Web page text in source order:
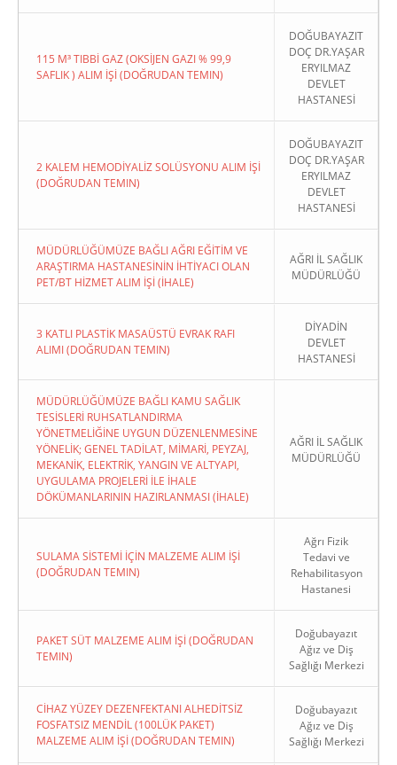
115 M³ TIBBİ GAZ (OKSİJEN GAZI % 99,9
SAFLIK ) ALIM İŞİ (DOĞRUDAN TEMIN)
DOĞUBAYAZIT
DOÇ DR.YAŞAR
ERYILMAZ
DEVLET
HASTANESİ
2 KALEM HEMODİYALİZ SOLÜSYONU ALIM İŞİ
(DOĞRUDAN TEMIN)
DOĞUBAYAZIT
DOÇ DR.YAŞAR
ERYILMAZ
DEVLET
HASTANESİ
MÜDÜRLÜĞÜMÜZE BAĞLI AĞRI EĞİTİM VE
ARAŞTIRMA HASTANESİNİN İHTİYACI OLAN
PET/BT HİZMET ALIM İŞİ (İHALE)
AĞRI İL SAĞLIK
MÜDÜRLÜĞÜ
3 KATLI PLASTİK MASAÜSTÜ EVRAK RAFI
ALIMI (DOĞRUDAN TEMIN)
DİYADİN
DEVLET
HASTANESİ
MÜDÜRLÜĞÜMÜZE BAĞLI KAMU SAĞLIK
TESİSLERİ RUHSATLANDIRMA
YÖNETMELİĞİNE UYGUN DÜZENLENMESİNE
YÖNELİK; GENEL TADİLAT, MİMARİ, PEYZAJ,
MEKANİK, ELEKTRİK, YANGIN VE ALTYAPI,
UYGULAMA PROJELERİ İLE İHALE
DÖKÜMANLARININ HAZIRLANMASI (İHALE)
AĞRI İL SAĞLIK
MÜDÜRLÜĞÜ
SULAMA SİSTEMİ İÇİN MALZEME ALIM İŞİ
(DOĞRUDAN TEMIN)
Ağrı Fizik
Tedavi ve
Rehabilitasyon
Hastanesi
PAKET SÜT MALZEME ALIM İŞİ (DOĞRUDAN
TEMIN)
Doğubayazıt
Ağız ve Diş
Sağlığı Merkezi
CİHAZ YÜZEY DEZENFEKTANI ALHEDİTSİZ
FOSFATSIZ MENDİL (100LÜK PAKET)
MALZEME ALIM İŞİ (DOĞRUDAN TEMIN)
Doğubayazıt
Ağız ve Diş
Sağlığı Merkezi